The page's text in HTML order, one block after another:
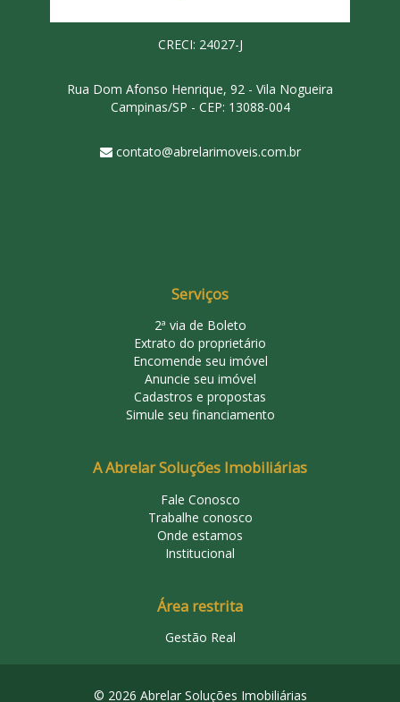
CRECI: 24027-J
Rua Dom Afonso Henrique, 92 - Vila Nogueira
Campinas/SP - CEP: 13088-004
contato@abrelarimoveis.com.br
Serviços
2ª via de Boleto
Extrato do proprietário
Encomende seu imóvel
Anuncie seu imóvel
Cadastros e propostas
Simule seu financiamento
A Abrelar Soluções Imobiliárias
Fale Conosco
Trabalhe conosco
Onde estamos
Institucional
Área restrita
Gestão Real
© 2026 Abrelar Soluções Imobiliárias